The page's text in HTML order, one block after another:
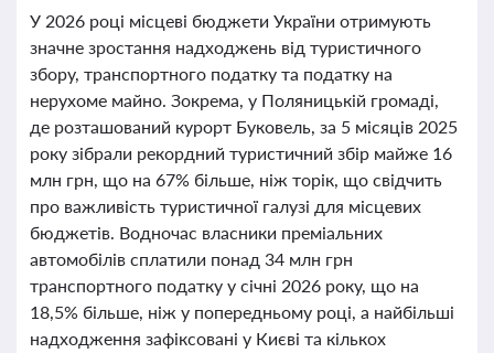
У 2026 році місцеві бюджети України отримують
значне зростання надходжень від туристичного
збору, транспортного податку та податку на
нерухоме майно. Зокрема, у Поляницькій громаді,
де розташований курорт Буковель, за 5 місяців 2025
року зібрали рекордний туристичний збір майже 16
млн грн, що на 67% більше, ніж торік, що свідчить
про важливість туристичної галузі для місцевих
бюджетів. Водночас власники преміальних
автомобілів сплатили понад 34 млн грн
транспортного податку у січні 2026 року, що на
18,5% більше, ніж у попередньому році, а найбільші
надходження зафіксовані у Києві та кількох